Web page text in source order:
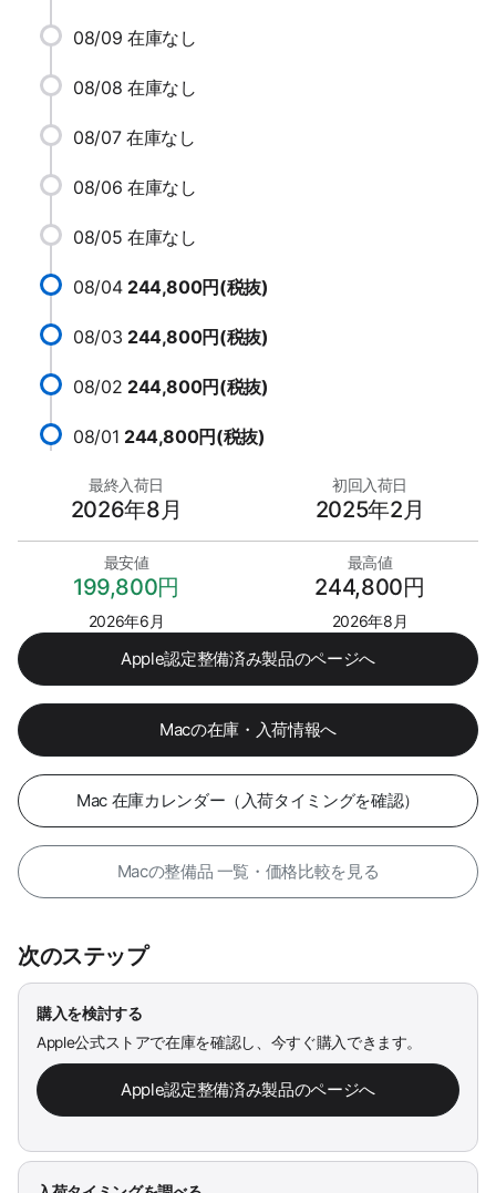
08/09 在庫なし
08/08 在庫なし
08/07 在庫なし
08/06 在庫なし
08/05 在庫なし
08/04 244,800円(税抜)
08/03 244,800円(税抜)
08/02 244,800円(税抜)
08/01 244,800円(税抜)
最終入荷日
2026年8月
初回入荷日
2025年2月
最安値
199,800円
2026年6月
最高値
244,800円
2026年8月
Apple認定整備済み製品のページへ
Macの在庫・入荷情報へ
Mac 在庫カレンダー（入荷タイミングを確認）
Macの整備品 一覧・価格比較を見る
次のステップ
購入を検討する
Apple公式ストアで在庫を確認し、今すぐ購入できます。
Apple認定整備済み製品のページへ